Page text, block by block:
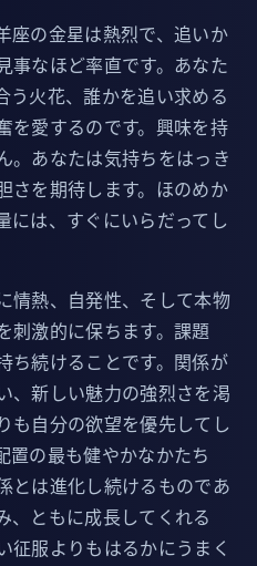
座の金星は熱烈で、追いか
事なほど率直です。あなた
う火花、誰かを追い求める
を愛するのです。興味を持
。あなたは気持ちをはっき
さを期待します。ほのめか
には、すぐにいらだってし
情熱、自発性、そして本物
刺激的に保ちます。課題
ち続けることです。関係が
、新しい魅力の強烈さを渇
も自分の欲望を優先してし
置の最も健やかなかたち
とは進化し続けるものであ
、ともに成長してくれる
征服よりもはるかにうまく